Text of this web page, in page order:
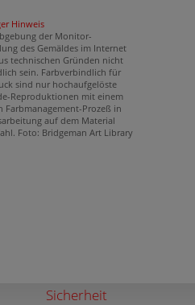
Hinweis
der Monitor-
des Gemäldes im Internet
technischen Gründen nicht
sein. Farbverbindlich für
sind nur hochaufgelöste
Reproduktionen mit einem
Farbmanagement-Prozeß in
auf dem Material
Foto: Bridgeman Art Library
Sicherheit